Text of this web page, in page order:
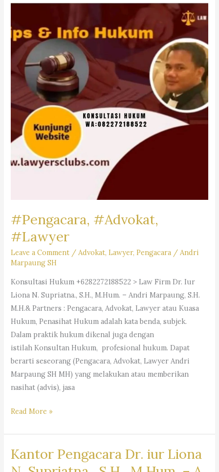
Firm
Dr.iur.
Liona
N.
Supriatna,
M.Hum.
Andri
Marpaung,
SH,
#Pengacara, #Advokat,
#Lawyer
Leave a Comment /Advokat,Lawyer,Pengacara /Andri
Marpaung SH
Konsultasi Hukum +6282272188522 > Law Firm Dr. Iur
Liona N. Supriatna., S.H., M.Hum. – Andri Marpaung, S.H.
M.H.& Partners : Pengacara, Advokat, Lawyer atau Kuasa
Hukum, Penasihat Hukum adalah kata benda, subjek.
Dalam praktik hukum dikenal juga dengan
istilah Konsultan Hukum, profesional hukum. Dapat
berarti seseorang (Pengacara, Advokat, Lawyer Andri
Marpaung SH MH) yang melakukan atau memberikan
nasihat (advis), jasa
#Pengacara, #Advokat,
Read More »
Kantor Pengacara Dr. iur Liona